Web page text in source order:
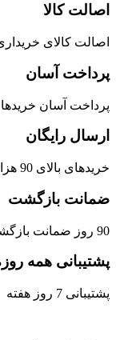
اصالت کالا
اصالت کالای
پرداخت آسان
پرداخت آسان خریدها
ارسال رایگان
خریدهای بالای 90 هزار
ضمانت بازگشت
90 روز ضمانت بازگشت
پشتیبانی همه
پشتیبانی 7 روز هفته